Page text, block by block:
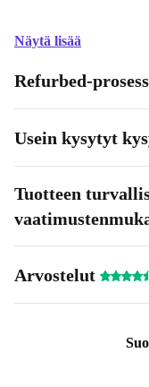
Näytä lisää
Refurbed-
Usein kysytyt
Tuotteen
Arvostelut